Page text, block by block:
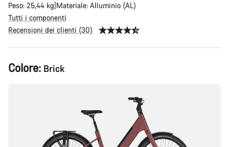
Peso: 25,44 kg Materiale: Alluminio (AL)
Tutti i componenti
Recensioni dei clienti (30)
Configurazione
del
Colore: Brick